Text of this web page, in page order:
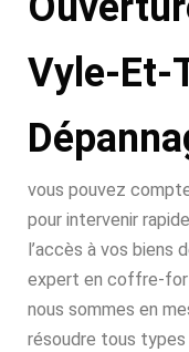
Vyle-Et-
vous pouvez
pour intervenir
l’accès à vos biens
expert en coffre-
nous sommes en
résoudre tous types